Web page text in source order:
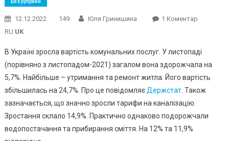
Без рубрики
12.12.2022 149 Юля Гринишина 1 КоментарДо
Як
У
RU UK
В Україні зросла вартість комунальних послуг. У листопаді
(порівняно з листопадом-2021) загалом вона здорожчала на
5,7%. Найбільше – утримання та ремонт житла. Його вартість
збільшилась на 24,7%. Про це повідомляєДержстат. Також
зазначається, що значно зросли тарифи на каналізацію.
Зростання склало 14,9%. Практично однаково подорожчали
водопостачання та прибирання сміття. На 12% та 11,9%